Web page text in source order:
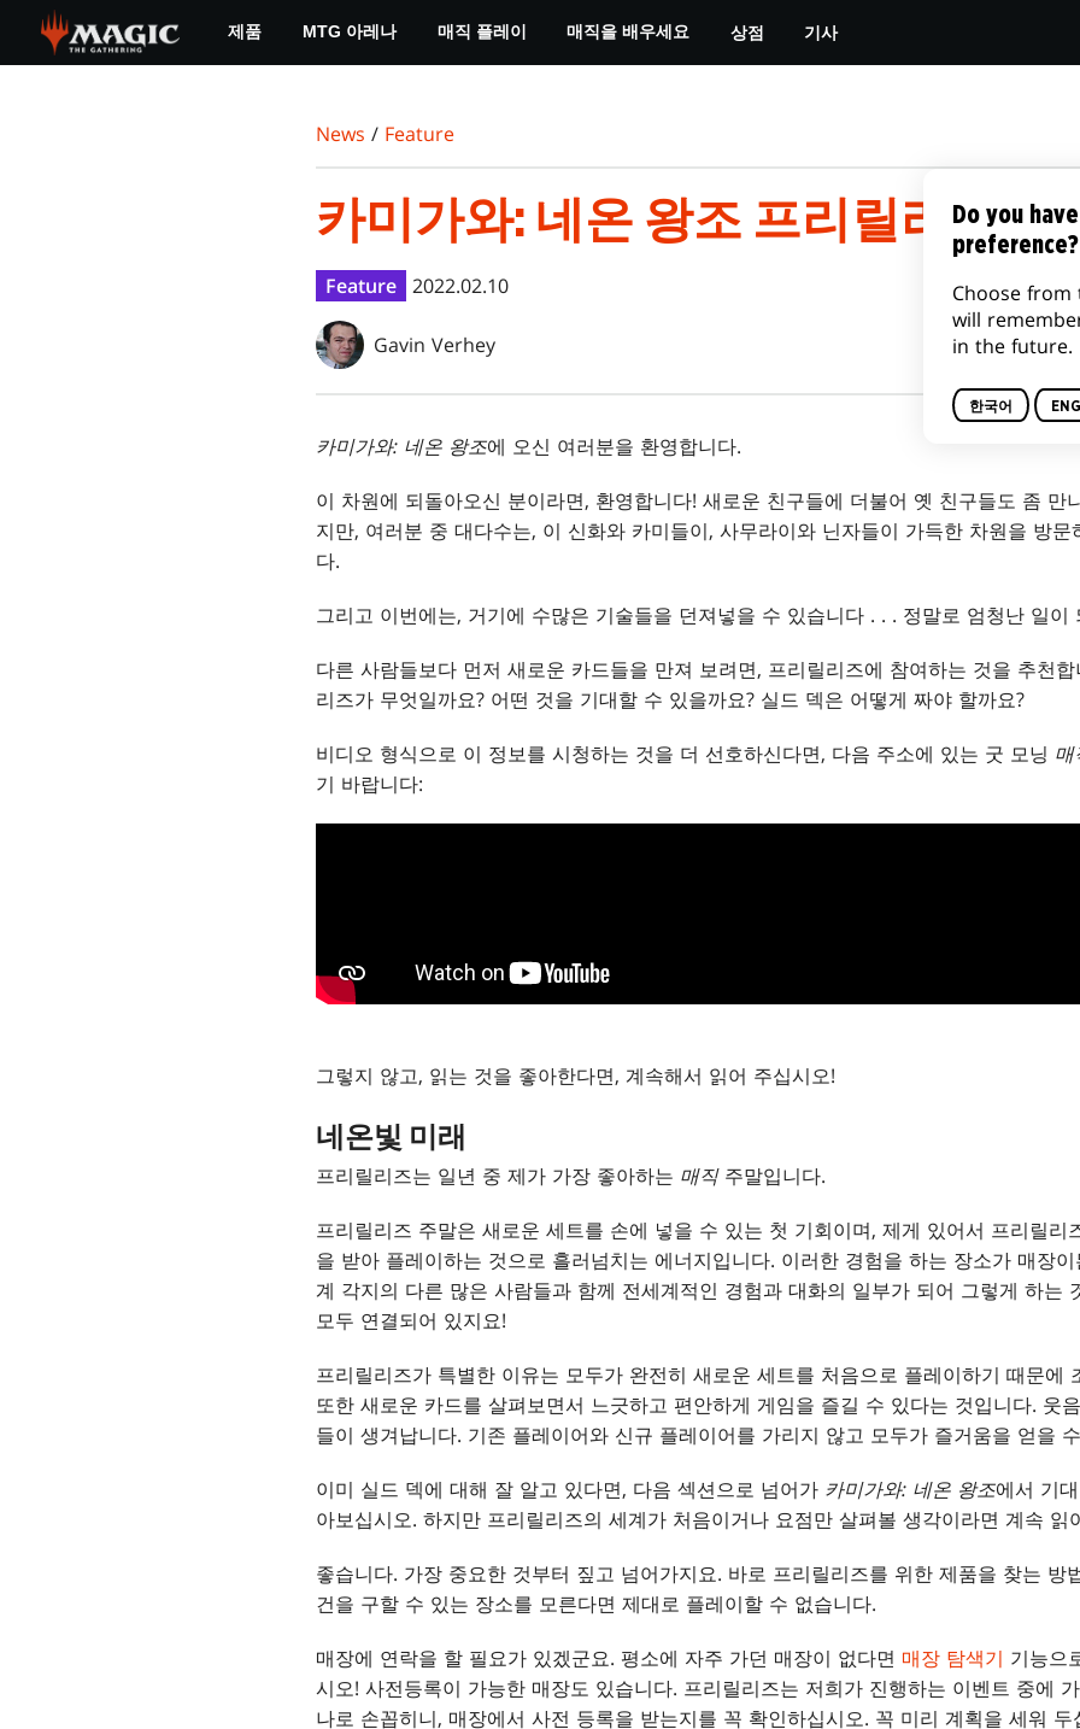
main
제품 MTG 아레나 매직 플레이 매직을 배우세요 상점 기사
News / Feature
카미가와: 네온 왕조 프리릴리즈 프
Feature 2022.02.10
Gavin Verhey
카미가와: 네온 왕조에 오신 여러분을 환영합니다.
이 차원에 되돌아오신 분이라면, 환영합니다! 새로운 친구들에 더불어 옛 친구들도 좀 만
지만, 여러분 중 대다수는, 이 신화와 카미들이, 사무라이와 닌자들이 가득한 차원을 방
다.
그리고 이번에는, 거기에 수많은 기술들을 던져넣을 수 있습니다 . . . 정말로 엄청난 일이
다른 사람들보다 먼저 새로운 카드들을 만져 보려면, 프리릴리즈에 참여하는 것을 추천
리즈가 무엇일까요? 어떤 것을 기대할 수 있을까요? 실드 덱은 어떻게 짜야 할까요?
비디오 형식으로 이 정보를 시청하는 것을 더 선호하신다면, 다음 주소에 있는 굿 모닝 매
기 바랍니다:
그렇지 않고, 읽는 것을 좋아한다면, 계속해서 읽어 주십시오!
네온빛 미래
프리릴리즈는 일년 중 제가 가장 좋아하는 매직주말입니다.
프리릴리즈 주말은 새로운 세트를 손에 넣을 수 있는 첫 기회이며, 제게 있어서 프리릴리
을 받아 플레이하는 것으로 흘러넘치는 에너지입니다. 이러한 경험을 하는 장소가 매장
계 각지의 다른 많은 사람들과 함께 전세계적인 경험과 대화의 일부가 되어 그렇게 하는
모두 연결되어 있지요!
프리릴리즈가 특별한 이유는 모두가 완전히 새로운 세트를 처음으로 플레이하기 때문에
또한 새로운 카드를 살펴보면서 느긋하고 편안하게 게임을 즐길 수 있다는 것입니다. 웃
들이 생겨납니다. 기존 플레이어와 신규 플레이어를 가리지 않고 모두가 즐거움을 얻을
이미 실드 덱에 대해 잘 알고 있다면, 다음 섹션으로 넘어가 카미가와: 네온 왕조에서 기
아보십시오. 하지만 프리릴리즈의 세계가 처음이거나 요점만 살펴볼 생각이라면 계속 읽
좋습니다. 가장 중요한 것부터 짚고 넘어가지요. 바로 프리릴리즈를 위한 제품을 찾는 방
건을 구할 수 있는 장소를 모른다면 제대로 플레이할 수 없습니다.
매장에 연락을 할 필요가 있겠군요. 평소에 자주 가던 매장이 없다면 매장 탐색기 기능으
시오! 사전등록이 가능한 매장도 있습니다. 프리릴리즈는 저희가 진행하는 이벤트 중에
나로 손꼽히니, 매장에서 사전 등록을 받는지를 꼭 확인하십시오. 꼭 미리 계획을 세워 두
Do you
preference?
Choose
will
in the future.
한국어